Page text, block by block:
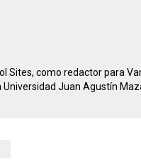
Sites, como redactor para
Juan Agustín